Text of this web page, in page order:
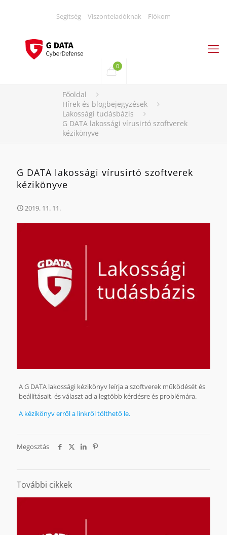
Segítség Viszonteladóknak Fiókom
0
Főoldal
Hírek és blogbejegyzések
Lakossági tudásbázis
G DATA lakossági vírusirtó szoftverek
kézikönyve
G DATA lakossági vírusirtó szoftverek
kézikönyve
2019. 11. 11.
A G DATA lakossági kézikönyv leírja a szoftverek működését és
beállításait, és választ ad a legtöbb kérdésre és problémára.
A kézikönyv erről a linkről tölthető le.
Megosztás
További cikkek